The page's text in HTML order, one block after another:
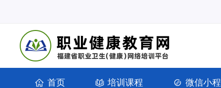
首页 培训课程 微信小